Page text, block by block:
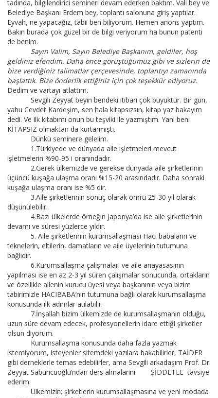
tadında, bilgilendirici semineri devam ederken baktım. Vali bey ve
Belediye Başkanı Erdem bey, toplantı salonuna giriş yaptılar.
Eyvah, ne yapacağız, tabii ben biliyorum. Hemen anons yaptım.
Bakın burada çok güzel bir de bilgi veriyorum ha bunun patenti
de benim.
Sayın Valim, Sayın Belediye Başkanım, geldiler, hoş
geldiniz efendim. Daha önce görüştüğümüz gibi ve sizlerin de
bize verdiğiniz talimatlar çerçevesinde, toplantıyı zamanında
başlattık. Bize önderlik ettiğiniz için çok teşekkür ediyoruz.
Dedim ve vartayı atlattım.
Sevgili Zeyyat beyin bendeki itibarı çok büyüktür. Bir gün,
yahu Cevdet Kardeşim, sen hala kitapsızsın, kitap yaz bakayım
dedi. Ve ilk kitabımı onun bu teşviki ile yazmıştım. Yani beni
KİTAPSIZ olmaktan da kurtarmıştı.
Dünkü seminere gelelim.
1.Türkiyede ve dünyada aile işletmeleri mevcut
işletmelerin %90-95 i oranındadır.
2.Gerek ülkemizde ve gerekse dünyada aile şirketlerinin
üçüncü kuşağa ulaşma oranı %15-20 arasındadır. Daha sonraki
kuşağa ulaşma oranı ise %5 dir.
3.Aile şirketlerinin sonuç olarak ömrü 25-30 yıl olarak
düşünülebilir.
4.Bazı ülkelerde örneğin Japonya’da ise aile şirketlerinin
devamı ve süresi yüzlerce yıldır.
5. Aile şirketlerinin kurumsallaşması Hacı babaların ve
teknelerin, eltilerin, damatların ve aile üyelerinin tutumuna
bağlıdır.
6.Kurumsallaşma çalışmaları ve aile anayasasının
yapılması ise en az 2-3 yıl süren çalışmalar sonucunda, ortakların
ve özellikle ailenin kurucu üyesi veya başkanının veya bizim
tabirimizle HACIBABA’nın tutumuna bağlı olarak kurumsallaşma
konusunda ilk adımlar atılabilir.
7.İnşallah bizim ülkemizde de kurumsallaşmanın olduğu,
uzun süre devam edecek, profesyonellerin idare ettiği şirketler
olsun diyorum.
Kurumsallaşma konusunda daha fazla yazmak
istemiyorum, isteyenler sitemdeki yazılara bakabilirler, TAİDER
gibi derneklerle temas edebilirler, ama Sevgili arkadaşım Prof. Dr.
Zeyyat Sabuncuoğlu’ndan ders almalarını ŞİDDETLE tavsiye
ederim.
Ülkemizin; şirketlerin kurumsallaşmasına ve yeni modada